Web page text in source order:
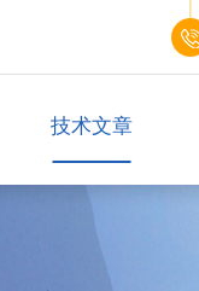
技术文章